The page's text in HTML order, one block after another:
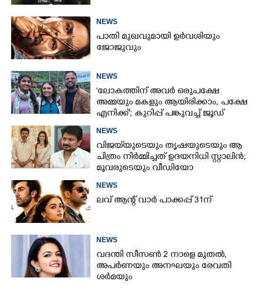
NEWS
പാതി മുഖവുമായി ഉർവശിയും
ജോജുവും
NEWS
'ലോകത്തിന് അവർ ഒരുപക്ഷേ
അമ്മയും മകളും ആയിരിക്കാം, പക്ഷേ
എനിക്ക്'; കുറിപ്പ് പങ്കുവച്ച് ജൂഡ്
NEWS
വിജയ്‌യുടെയും തൃഷയുടെയും ആ
ചിത്രം നിർമ്മിച്ചത് ഉദയനിധി സ്റ്റാലിൻ;
മൂവരുടെയും വീഡിയോ
NEWS
ലവ് ആന്റ് വാർ പാക്കപ്പ് 31ന്
NEWS
വദന്തി സീസൺ 2 നാളെ മുതൽ,
അപർണയും അനഘയും രേവതി
ശർമയും